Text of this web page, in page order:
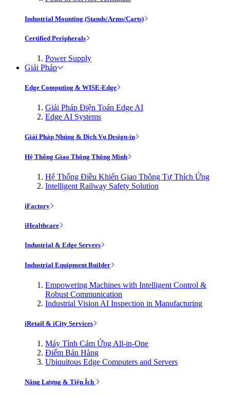
Industrial Mounting (Stands/Arms/Carts)
Certified Peripherals
Power Supply
Giải Pháp
Edge Computing & WISE-Edge
Giải Pháp Điện Toán Edge AI
Edge AI Systems
Giải Pháp Nhúng & Dịch Vụ Design-in
Hệ Thống Giao Thông Thông Minh
Hệ Thống Điều Khiển Giao Thông Tự Thích Ứng
Intelligent Railway Safety Solution
iFactory
iHealthcare
Industrial & Edge Servers
Industrial Equipment Builder
Empowering Machines with Intelligent Control &
Robust Communication
Industrial Vision AI Inspection in Manufacturing
iRetail & iCity Services
Máy Tính Cảm Ứng All-in-One
Điểm Bán Hàng
Ubiquitous Edge Computers and Servers
Năng Lượng & Tiện Ích